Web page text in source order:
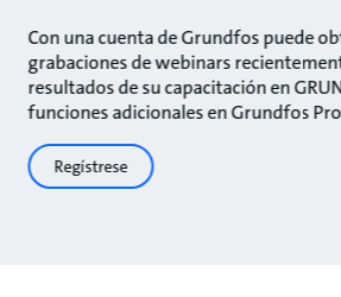
Con una cuenta de Grundfos puede
grabaciones de webinars
resultados de su capacitación en
funciones adicionales en Grundfos
Regístrese